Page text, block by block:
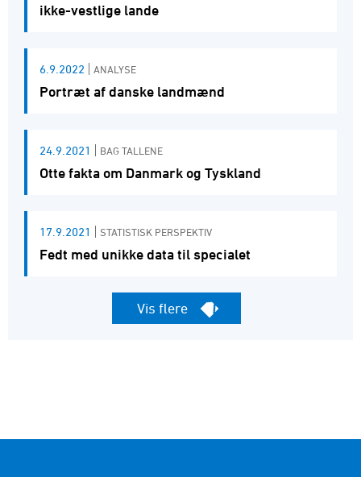
ikke-vestlige lande
6.9.2022 ANALYSE
Portræt af danske landmænd
24.9.2021 BAG TALLENE
Otte fakta om Danmark og Tyskland
17.9.2021 STATISTISK PERSPEKTIV
Fedt med unikke data til specialet
Vis flere